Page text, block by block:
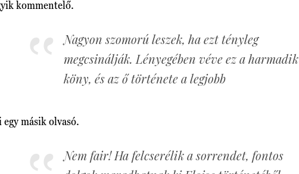
kommentelő.
Nagyon szomorú leszek, ha ezt tényleg
megcsinálják. Lényegében véve ez a harmadik
köny, és az ő története a legjobb
másik olvasó.
Nem fair! Ha felcserélik a sorrendet, fontos